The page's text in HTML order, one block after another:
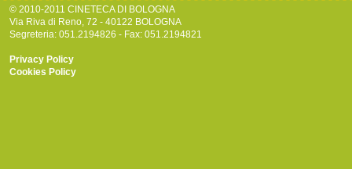
© 2010-2011 CINETECA DI BOLOGNA
Via Riva di Reno, 72 - 40122 BOLOGNA
Segreteria: 051.2194826 - Fax: 051.2194821
Privacy Policy
Cookies Policy